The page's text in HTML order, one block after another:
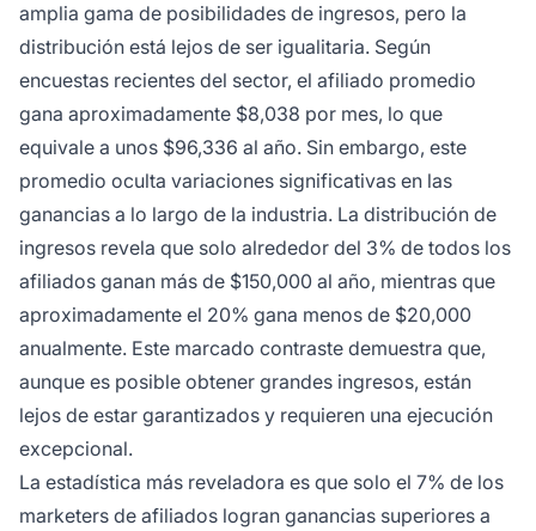
amplia gama de posibilidades de ingresos, pero la
distribución está lejos de ser igualitaria. Según
encuestas recientes del sector, el afiliado promedio
gana aproximadamente $8,038 por mes, lo que
equivale a unos $96,336 al año. Sin embargo, este
promedio oculta variaciones significativas en las
ganancias a lo largo de la industria. La distribución de
ingresos revela que solo alrededor del 3% de todos los
afiliados ganan más de $150,000 al año, mientras que
aproximadamente el 20% gana menos de $20,000
anualmente. Este marcado contraste demuestra que,
aunque es posible obtener grandes ingresos, están
lejos de estar garantizados y requieren una ejecución
excepcional.
La estadística más reveladora es que solo el 7% de los
marketers de afiliados logran ganancias superiores a